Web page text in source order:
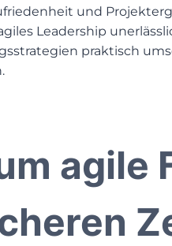
und
Leadership
praktisch
agile